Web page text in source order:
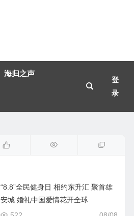
海归之声
登
录
“8.8”全民健身日 相约东升汇 聚首雄
安城 婚礼中国爱情花开全球